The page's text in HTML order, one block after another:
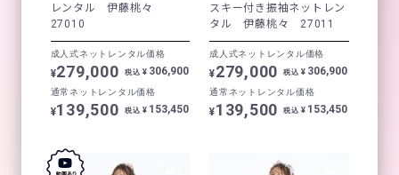
レンタル 伊藤桃々
27010
成人式ネットレンタル価格
¥279,000 税込 ¥ 306,900
通常ネットレンタル価格
¥139,500 税込 ¥ 153,450
スキー付き振袖ネットレン
タル 伊藤桃々 27011
成人式ネットレンタル価格
¥279,000 税込 ¥ 306,900
通常ネットレンタル価格
¥139,500 税込 ¥ 153,450